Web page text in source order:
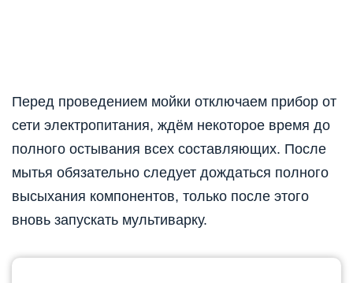
Перед проведением мойки отключаем прибор от
сети электропитания, ждём некоторое время до
полного остывания всех составляющих. После
мытья обязательно следует дождаться полного
высыхания компонентов, только после этого
вновь запускать мультиварку.